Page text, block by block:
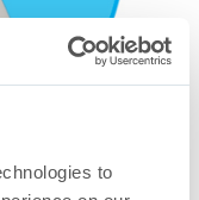
to
mm